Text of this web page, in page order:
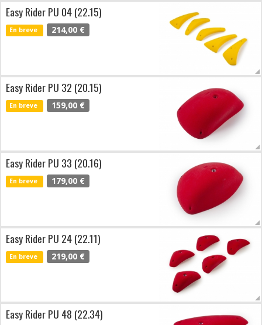
Easy Rider PU 04 (22.15)
En breve 214,00 €
Easy Rider PU 32 (20.15)
En breve 159,00 €
Easy Rider PU 33 (20.16)
En breve 179,00 €
Easy Rider PU 24 (22.11)
En breve 219,00 €
Easy Rider PU 48 (22.34)